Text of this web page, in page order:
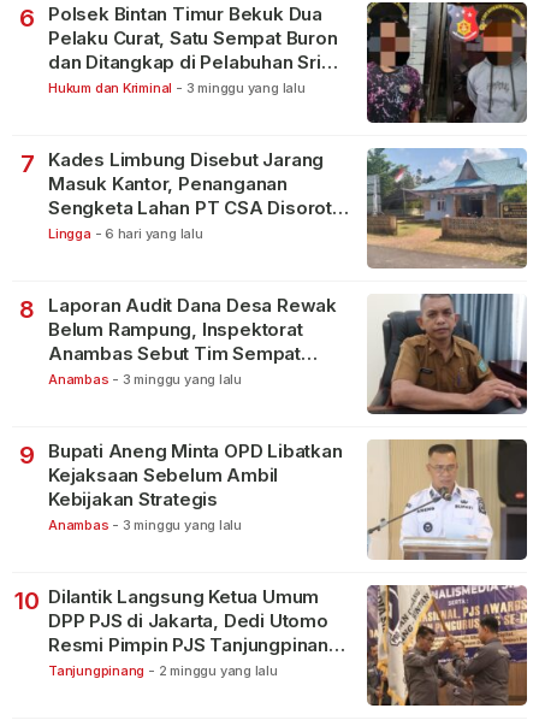
6
Polsek Bintan Timur Bekuk Dua
Pelaku Curat, Satu Sempat Buron
dan Ditangkap di Pelabuhan Sri
Bintan Pura
Hukum dan Kriminal - 3 minggu yang lalu
7
Kades Limbung Disebut Jarang
Masuk Kantor, Penanganan
Sengketa Lahan PT CSA Disorot
Warga
Lingga - 6 hari yang lalu
8
Laporan Audit Dana Desa Rewak
Belum Rampung, Inspektorat
Anambas Sebut Tim Sempat
Terbagi Tangani Kasus Lain
Anambas - 3 minggu yang lalu
9
Bupati Aneng Minta OPD Libatkan
Kejaksaan Sebelum Ambil
Kebijakan Strategis
Anambas - 3 minggu yang lalu
10 Dilantik Langsung Ketua Umum
DPP PJS di Jakarta, Dedi Utomo
Resmi Pimpin PJS Tanjungpinang-
Bintan
Tanjungpinang - 2 minggu yang lalu